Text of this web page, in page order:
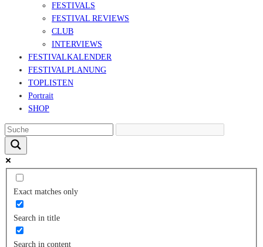
FESTIVALS
FESTIVAL REVIEWS
CLUB
INTERVIEWS
FESTIVALKALENDER
FESTIVALPLANUNG
TOPLISTEN
Portrait
SHOP
Exact matches only
Search in title
Search in content